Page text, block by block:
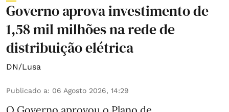
Governo aprova investimento de
1,58 mil milhões na rede de
distribuição elétrica
DN/Lusa
Publicado a: 06 Agosto 2026, 14:29